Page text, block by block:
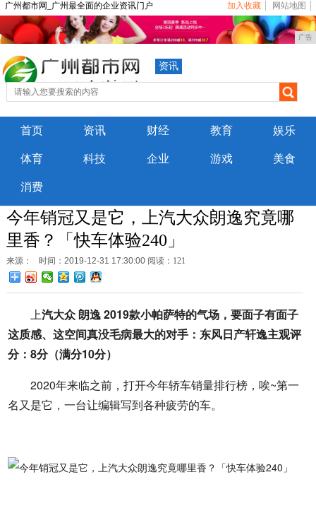
广州都市网_广州最全面的企业资讯门户 加入收藏 网站地图
广告
资讯
首页 资讯 财经 教育 娱乐
体育 科技 企业 游戏 美食
消费
今年销冠又是它，上汽大众朗逸究竟哪
里香？「快车体验240」
来源： 时间：2019-12-31 17:30:00 阅读：121
上汽大众 朗逸 2019款小帕萨特的气场，要面子有面子
这质感、这空间真没毛病最大的对手：东风日产轩逸主观评
分：8分（满分10分）
2020年来临之前，打开今年轿车销量排行榜，唉~第一
名又是它，一台让编辑写到各种疲劳的车。